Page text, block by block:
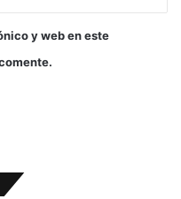
y web en este